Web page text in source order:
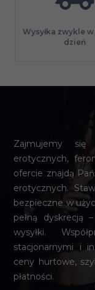
Wysyłka zwykle
dzień
Zajmujemy się
erotycznych,
ofercie znajdą
erotycznych.
bezpieczne w
pełną dyskrecją
wysyłki.
stacjonarnymi i
ceny hurtowe,
płatności.